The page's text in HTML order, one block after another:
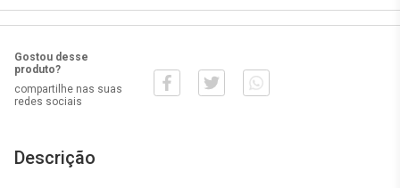
Gostou desse
produto?
compartilhe nas suas
redes sociais
Descrição